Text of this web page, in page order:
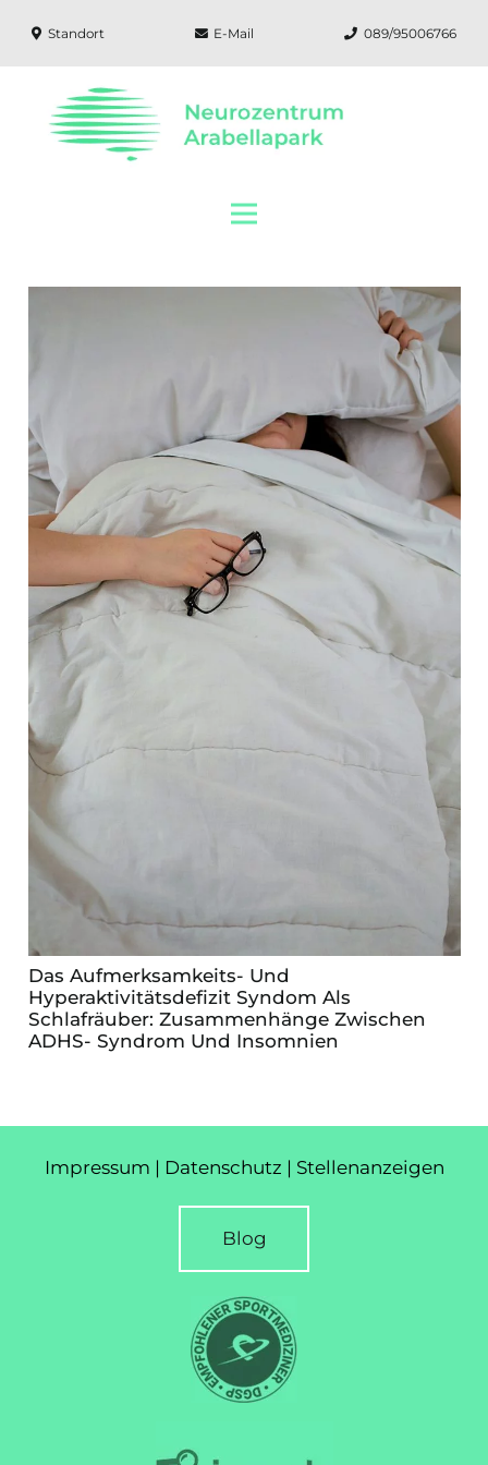
Standort E-Mail 089/95006766
Das Aufmerksamkeits- Und
Hyperaktivitätsdefizit Syndom Als
Schlafräuber: Zusammenhänge Zwischen
ADHS- Syndrom Und Insomnien
Impressum | Datenschutz | Stellenanzeigen
Blog